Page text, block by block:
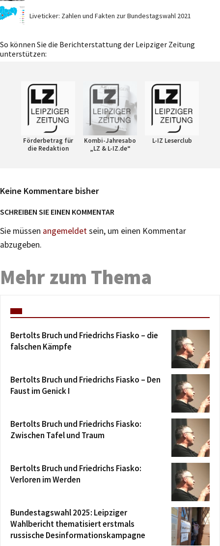
Liveticker: Zahlen und Fakten zur Bundestagswahl 2021
So können Sie die Berichterstattung der Leipziger Zeitung
unterstützen:
Förderbetrag für
die Redaktion
Kombi-Jahresabo
„LZ & L-IZ.de“
L-IZ Leserclub
Keine Kommentare bisher
SCHREIBEN SIE EINEN KOMMENTAR
Sie müssen angemeldetsein, um einen Kommentar
abzugeben.
Mehr zum Thema
Bertolts Bruch und Friedrichs Fiasko – die
falschen Kämpfe
Bertolts Bruch und Friedrichs Fiasko – Den
Faust im Genick I
Bertolts Bruch und Friedrichs Fiasko:
Zwischen Tafel und Traum
Bertolts Bruch und Friedrichs Fiasko:
Verloren im Werden
Bundestagswahl 2025: Leipziger
Wahlbericht thematisiert erstmals
russische Desinformationskampagne